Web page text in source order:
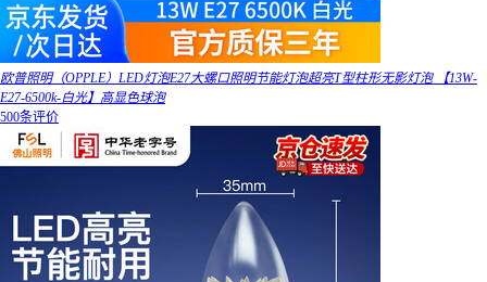
欧普照明（OPPLE）LED灯泡E27大螺口照明节能灯泡超亮T型柱形无影灯泡 【13W-
E27-6500k-白光】高显色球泡
500条评价